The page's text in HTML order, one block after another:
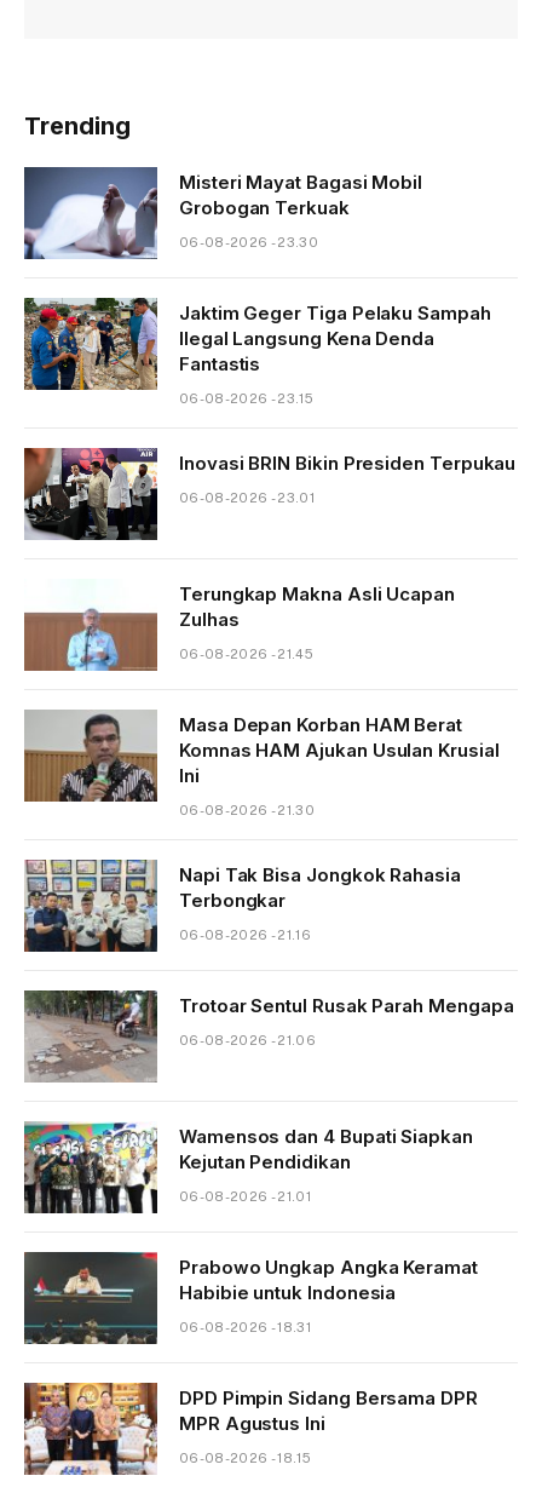
Trending
Misteri Mayat Bagasi Mobil
Grobogan Terkuak
06-08-2026 - 23.30
Jaktim Geger Tiga Pelaku Sampah
Ilegal Langsung Kena Denda
Fantastis
06-08-2026 - 23.15
Inovasi BRIN Bikin Presiden Terpukau
06-08-2026 - 23.01
Terungkap Makna Asli Ucapan
Zulhas
06-08-2026 - 21.45
Masa Depan Korban HAM Berat
Komnas HAM Ajukan Usulan Krusial
Ini
06-08-2026 - 21.30
Napi Tak Bisa Jongkok Rahasia
Terbongkar
06-08-2026 - 21.16
Trotoar Sentul Rusak Parah Mengapa
06-08-2026 - 21.06
Wamensos dan 4 Bupati Siapkan
Kejutan Pendidikan
06-08-2026 - 21.01
Prabowo Ungkap Angka Keramat
Habibie untuk Indonesia
06-08-2026 - 18.31
DPD Pimpin Sidang Bersama DPR
MPR Agustus Ini
06-08-2026 - 18.15